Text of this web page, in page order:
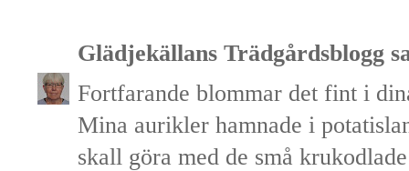
Glädjekällans Trädgårdsblogg
Fortfarande blommar det fint i
Mina aurikler hamnade i
skall göra med de små